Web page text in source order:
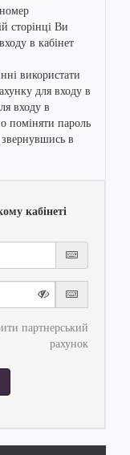
сторінці Ви
в кабінет
використати
для входу в
входу в
поміняти пароль
звернувшись в
кабінеті
партнерський
рахунок